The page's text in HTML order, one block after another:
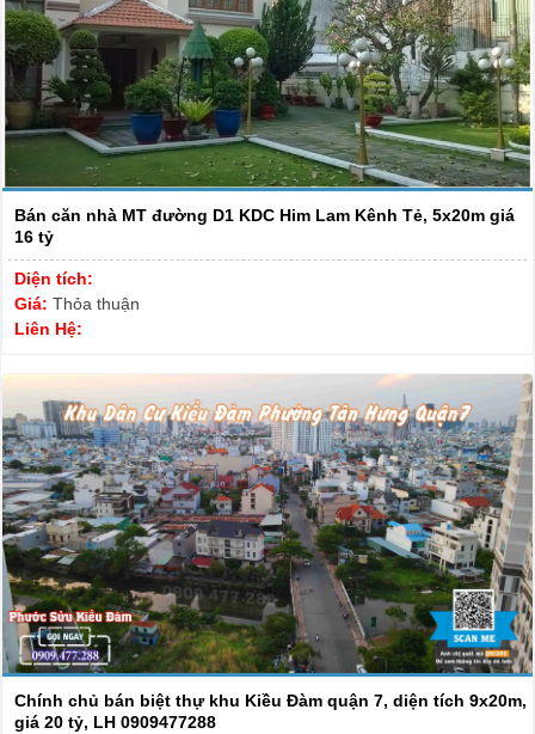
Bán căn nhà MT đường D1 KDC Him Lam Kênh Tẻ, 5x20m giá
16 tỷ
Diện tích:
Giá: Thỏa thuận
Liên Hệ:
Chính chủ bán biệt thự khu Kiều Đàm quận 7, diện tích 9x20m,
giá 20 tỷ, LH 0909477288